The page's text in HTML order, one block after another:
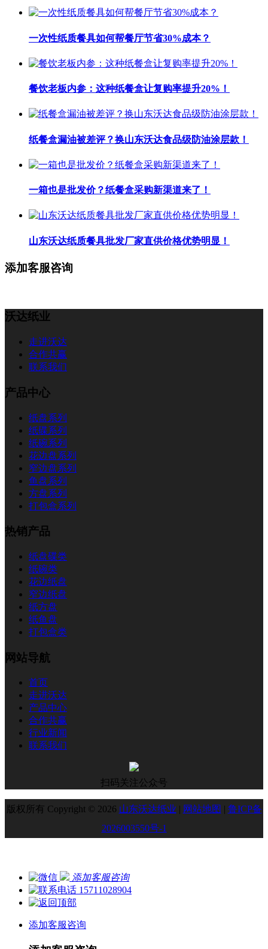
一次性纸质餐具如何帮餐厅节省30%成本？
餐饮老板内参：这种纸餐盒让复购率提升20%！
纸餐盒漏油被差评？换山东沃达食品级防油涂层款！
一箱也是批发价？纸餐盒采购新渠道来了！
山东沃达纸质餐具批发厂家直供价格优势明显！
添加客服咨询
沃达纸业
走进沃达
合作共赢
联系我们
产品中心
纸盘系列
纸碟系列
纸碗系列
花边盘系列
窄边盘系列
鱼盘系列
方盘系列
打包盒系列
热销产品
纸盘碟类
纸碗类
花边纸盘
窄边纸盘
纸方盘
纸鱼盘
打包盒类
网站导航
首页
走进沃达
产品中心
合作共赢
行业新闻
联系我们
扫码关注公众号
版权所有 Copyright © 2026 山东沃达纸业 网站地图
鲁ICP备
2026003550号-1
添加客服咨询
15711028904
添加客服咨询